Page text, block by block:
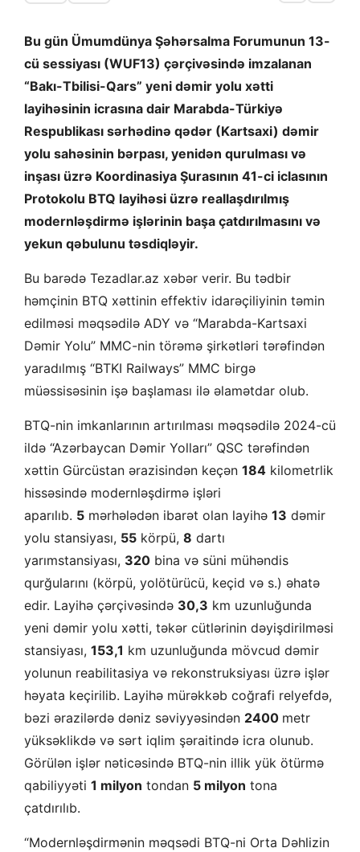
Bu gün Ümumdünya Şəhərsalma Forumunun 13-
cü sessiyası (WUF13) çərçivəsində imzalanan
“Bakı-Tbilisi-Qars” yeni dəmir yolu xətti
layihəsinin icrasına dair Marabda-Türkiyə
Respublikası sərhədinə qədər (Kartsaxi) dəmir
yolu sahəsinin bərpası, yenidən qurulması və
inşası üzrə Koordinasiya Şurasının 41-ci iclasının
Protokolu BTQ layihəsi üzrə reallaşdırılmış
modernləşdirmə işlərinin başa çatdırılmasını və
yekun qəbulunu təsdiqləyir.
Bu barədə Tezadlar.az xəbər verir. Bu tədbir
həmçinin BTQ xəttinin effektiv idarəçiliyinin təmin
edilməsi məqsədilə ADY və “Marabda-Kartsaxi
Dəmir Yolu” MMC-nin törəmə şirkətləri tərəfindən
yaradılmış “BTKI Railways” MMC birgə
müəssisəsinin işə başlaması ilə əlamətdar olub.
BTQ-nin imkanlarının artırılması məqsədilə 2024-cü
ildə “Azərbaycan Dəmir Yolları” QSC tərəfindən
xəttin Gürcüstan ərazisindən keçən 184 kilometrlik
hissəsində modernləşdirmə işləri
aparılıb. 5 mərhələdən ibarət olan layihə 13 dəmir
yolu stansiyası, 55 körpü, 8 dartı
yarımstansiyası, 320 bina və süni mühəndis
qurğularını (körpü, yolötürücü, keçid və s.) əhatə
edir. Layihə çərçivəsində 30,3 km uzunluğunda
yeni dəmir yolu xətti, təkər cütlərinin dəyişdirilməsi
stansiyası, 153,1 km uzunluğunda mövcud dəmir
yolunun reabilitasiya və rekonstruksiyası üzrə işlər
həyata keçirilib. Layihə mürəkkəb coğrafi relyefdə,
bəzi ərazilərdə dəniz səviyyəsindən 2400 metr
yüksəklikdə və sərt iqlim şəraitində icra olunub.
Görülən işlər nəticəsində BTQ-nin illik yük ötürmə
qabiliyyəti 1 milyon tondan 5 milyon tona
çatdırılıb.
“Modernləşdirmənin məqsədi BTQ-ni Orta Dəhlizin